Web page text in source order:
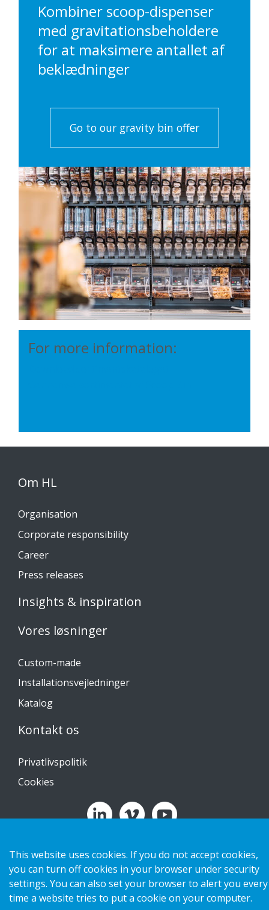
Kombiner scoop-dispenser
med gravitationsbeholdere
for at maksimere antallet af
beklædninger
Go to our gravity bin offer
For more information:
Om HL
Organisation
Corporate responsibility
Career
Press releases
Insights & inspiration
Vores løsninger
Custom-made
Installationsvejledninger
Katalog
Kontakt os
Privatlivspolitik
Cookies
Copyright 2026 HL Display AB. All rights reserved.
This website uses cookies. If you do not accept cookies,
you can turn off cookies in your browser under security
settings. You can also set your browser to alert you every
time a website tries to put a cookie on your computer.